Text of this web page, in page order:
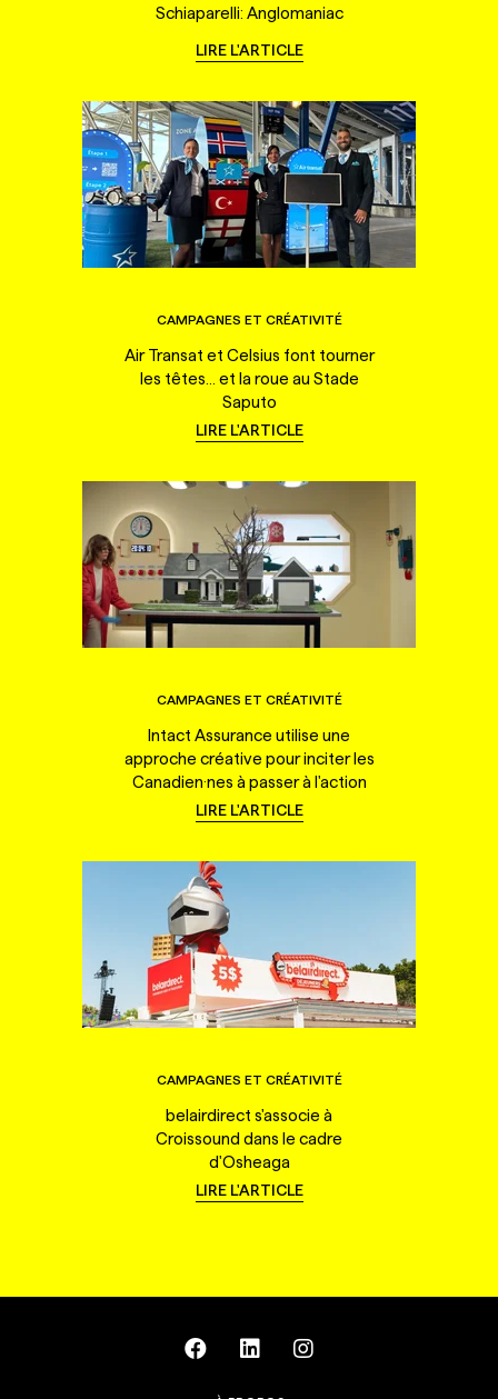
Schiaparelli: Anglomaniac
LIRE L'ARTICLE
CAMPAGNES ET CRÉATIVITÉ
Air Transat et Celsius font tourner
les têtes... et la roue au Stade
Saputo
LIRE L'ARTICLE
CAMPAGNES ET CRÉATIVITÉ
Intact Assurance utilise une
approche créative pour inciter les
Canadien·nes à passer à l'action
LIRE L'ARTICLE
CAMPAGNES ET CRÉATIVITÉ
belairdirect s'associe à
Croissound dans le cadre
d'Osheaga
LIRE L'ARTICLE